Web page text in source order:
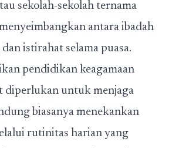
sekolah-sekolah ternama
antara ibadah
istirahat selama puasa.
pendidikan keagamaan
diperlukan untuk menjaga
biasanya menekankan
rutinitas harian yang